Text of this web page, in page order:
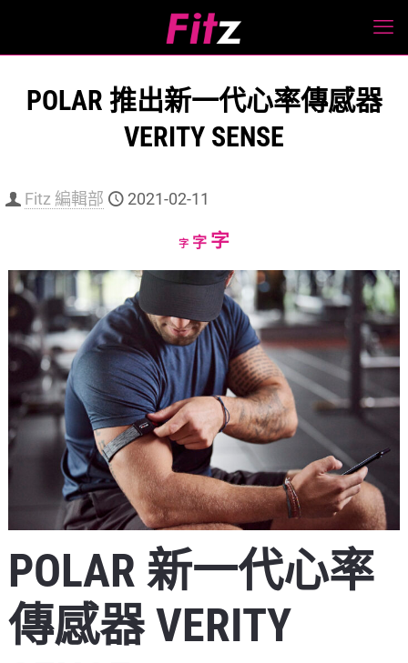
POLAR 推出新一代心率傳感器
VERITY SENSE
Fitz 編輯部 2021-02-11
字Decrease
size.
字Reset
size.
字Increase
size.
POLAR 新一代心率
傳感器 VERITY